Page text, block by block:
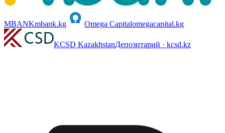
MBANKmbank.kg Omega Capitalomegacapital.kg
KCSD KazakhstanДепозитарий · kcsd.kz